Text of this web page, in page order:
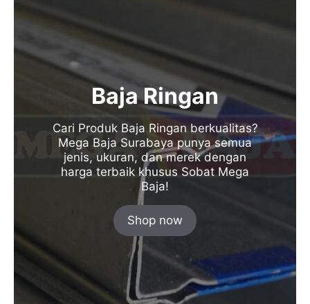
Baja Ringan
Cari Produk Baja Ringan berkualitas?
Mega Baja Surabaya punya semua
jenis, ukuran, dan merek dengan
harga terbaik khusus Sobat Mega
Baja!
Shop now